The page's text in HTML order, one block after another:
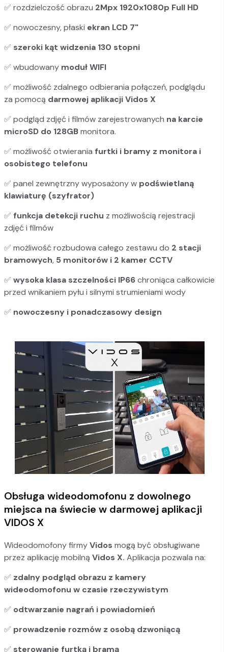
✅ rozdzielczość obrazu 2Mpx 1920x1080p Full HD
✅ nowoczesny, płaski ekran LCD 7"
✅ szeroki kąt widzenia 130 stopni
✅ wbudowany moduł WIFI
✅ możliwość zdalnego odbierania połączeń, podglądu
za pomocą darmowej aplikacji Vidos X
✅ podgląd zdjęć i filmów zarejestrowanych na karcie
microSD do 128GBmonitora.
✅ możliwość otwierania furtki i bramy z monitora i
osobistego telefonu
✅ panel zewnętrzny wyposażony w podświetlaną
klawiaturę (szyfrator)
✅ funkcja detekcji ruchu z możliwością rejestracji
zdjęć i filmów
✅ możliwość rozbudowa całego zestawu do 2 stacji
bramowych, 5 monitorów i 2 kamer CCTV
✅ wysoka klasa szczelności IP66chroniąca całkowicie
przed wnikaniem pyłu i silnymi strumieniami wody
✅ nowoczesny i ponadczasowy design
Obsługa wideodomofonu z dowolnego
miejsca na świecie w darmowej aplikacji
VIDOS X
Wideodomofony firmyVidos mogą być obsługiwane
przez aplikację mobilną Vidos X. Aplikacja pozwala na:
✅ zdalny podgląd obrazu z kamery
wideodomofonu w czasie rzeczywistym
✅ odtwarzanie nagrań i powiadomień
✅ prowadzenie rozmów z osobą dzwoniącą
✅ sterowanie furtką i bramą